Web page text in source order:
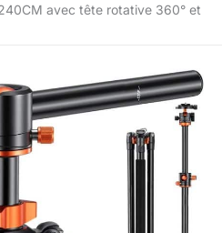
avec tête rotative 360° et